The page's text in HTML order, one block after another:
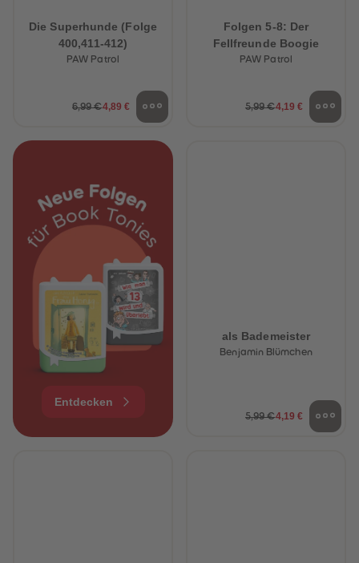
Die Superhunde (Folge
400,411-412)
PAW Patrol
6,99 €4,89 €
Folgen 5-8: Der
Fellfreunde Boogie
PAW Patrol
5,99 €4,19 €
Entdecken
als Bademeister
Benjamin Blümchen
5,99 €4,19 €